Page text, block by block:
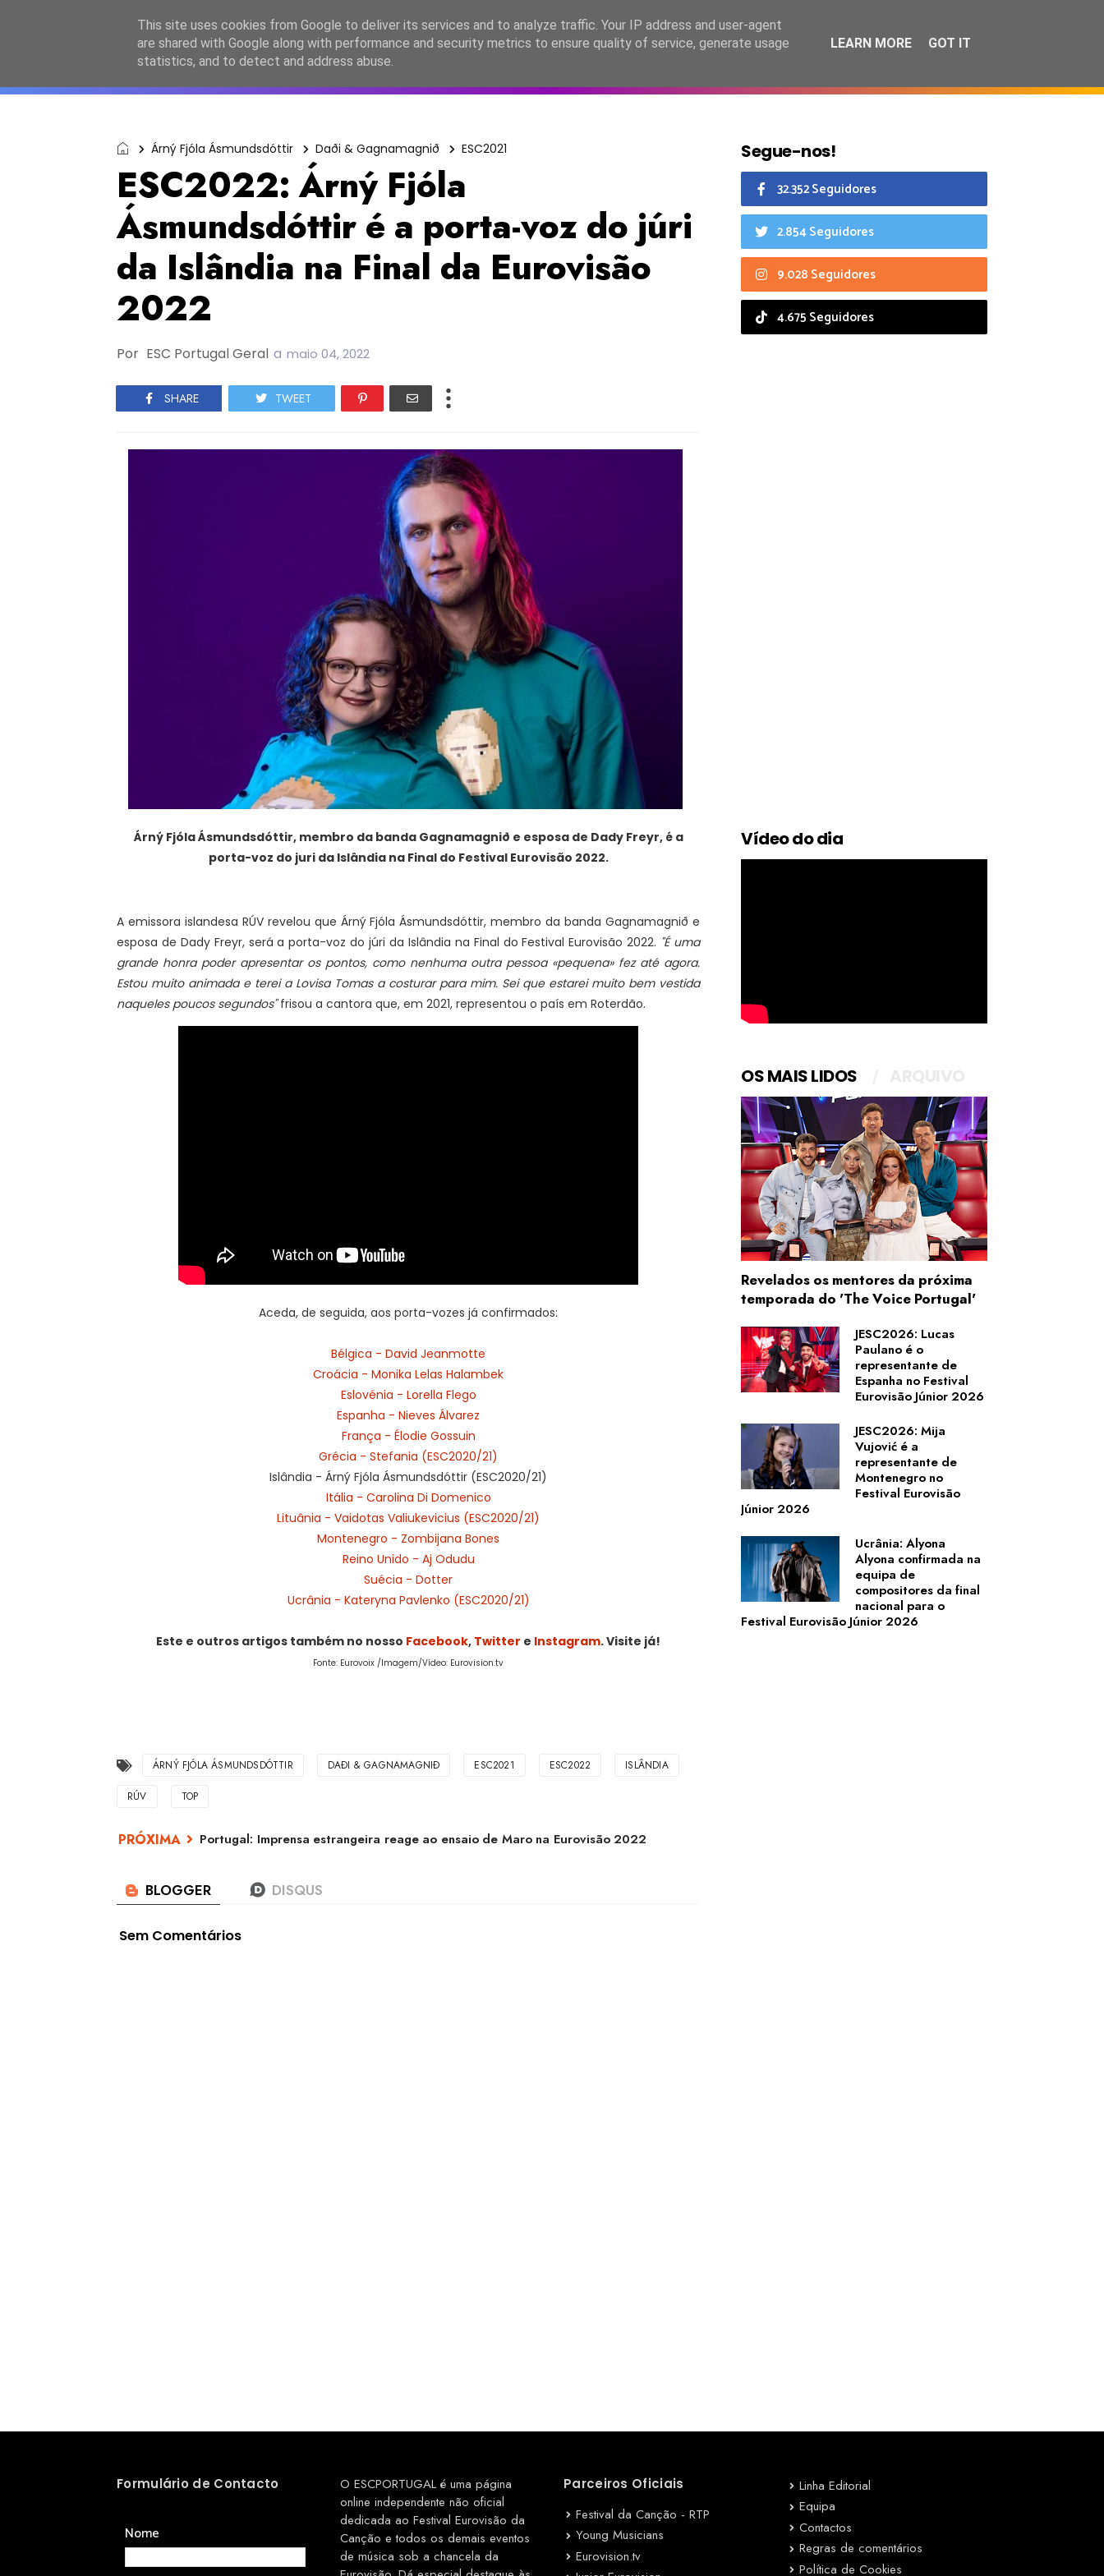
ESC2027 JESC2026 FC2026 EASC2026 PORTUGAL LANÇAMENTOS ESPECIAIS CALENDÁRIO
Árný Fjóla Ásmundsdóttir Daði & Gagnamagnið ESC2021
ESC2022: Árný Fjóla
Ásmundsdóttir é a porta-voz do júri
da Islândia na Final da Eurovisão
2022
Por ESC Portugal Geral a maio 04, 2022
SHARE TWEET
Árný Fjóla Ásmundsdóttir, membro da banda Gagnamagnið e esposa de Dady Freyr, é a
porta-voz do juri da Islândia na Final do Festival Eurovisão 2022.
A emissora islandesa RÚV revelou que Árný Fjóla Ásmundsdóttir, membro da banda Gagnamagnið e
esposa de Dady Freyr, será a porta-voz do júri da Islândia na Final do Festival Eurovisão 2022. "É uma
grande honra poder apresentar os pontos, como nenhuma outra pessoa «pequena» fez até agora.
Estou muito animada e terei a Lovisa Tomas a costurar para mim. Sei que estarei muito bem vestida
naqueles poucos segundos"frisou a cantora que, em 2021, representou o país em Roterdão.
Aceda, de seguida, aos porta-vozes já confirmados:
Bélgica - David Jeanmotte
Croácia - Monika Lelas Halambek
Eslovénia - Lorella Flego
Espanha - Nieves Álvarez
França - Élodie Gossuin
Grécia - Stefania (ESC2020/21)
Islândia - Árný Fjóla Ásmundsdóttir (ESC2020/21)
Itália - Carolina Di Domenico
Lituânia - Vaidotas Valiukevicius (ESC2020/21)
Montenegro - Zombijana Bones
Reino Unido - Aj Odudu
Suécia - Dotter
Ucrânia - Kateryna Pavlenko (ESC2020/21)
Este e outros artigos também no nosso Facebook, Twitter e Instagram. Visite já!
Fonte: Eurovoix /Imagem/Vídeo: Eurovision.tv
ÁRNÝ FJÓLA ÁSMUNDSDÓTTIR DAÐI & GAGNAMAGNIÐ ESC2021 ESC2022 ISLÂNDIA
RÚV TOP
Portugal: Imprensa estrangeira reage ao ensaio de Maro na Eurovisão 2022
Sem Comentários
Segue-nos!
32.352 Seguidores
2.854 Seguidores
9.028 Seguidores
4.675 Seguidores
Vídeo do dia
OS MAIS LIDOS
Revelados os mentores da próxima
temporada do 'The Voice Portugal'
JESC2026: Lucas
Paulano é o
representante de
Espanha no Festival
Eurovisão Júnior 2026
JESC2026: Mija
Vujović é a
representante de
Montenegro no
Festival Eurovisão
Júnior 2026
Ucrânia: Alyona
Alyona confirmada na
equipa de
compositores da final
nacional para o
Festival Eurovisão Júnior 2026
Formulário de Contacto
Nome
O ESCPORTUGAL é uma página
online independente não oficial
dedicada ao Festival Eurovisão da
Canção e todos os demais eventos
de música sob a chancela da
Parceiros Oficiais
Festival da Canção - RTP
Young Musicians
Eurovision.tv
Linha Editorial
Equipa
Contactos
Regras de comentários
Política de Cookies
This site uses cookies from Google to deliver its services and to analyze traffic. Your IP address and user-agent
are shared with Google along with performance and security metrics to ensure quality of service, generate usage
statistics, and to detect and address abuse.
LEARN MORE GOT IT